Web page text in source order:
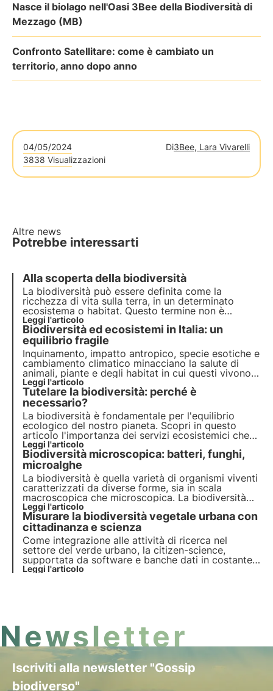
Nasce il biolago nell'Oasi 3Bee della Biodiversità di
Mezzago (MB)
Confronto Satellitare: come è cambiato un
territorio, anno dopo anno
04/05/2024 Di3Bee, Lara Vivarelli
3838 Visualizzazioni
Altre news
Potrebbe interessarti
Alla scoperta della biodiversità
La biodiversità può essere definita come la
ricchezza di vita sulla terra, in un determinato
ecosistema o habitat. Questo termine non è
casuale, in quanto la diversità di specie sulla terra
e nel mare, rappresenta un bene talmente prezioso
da essere considerato
Leggi l'articolo
Biodiversità ed ecosistemi in Italia: un
equilibrio fragile
Inquinamento, impatto antropico, specie esotiche e
cambiamento climatico minacciano la salute di
animali, piante e degli habitat in cui questi vivono.
Il programma delle Nazioni Unite entro il 2030
prevede protezione e ripristino. Ma servono azioni
puntuali.
Leggi l'articolo
Tutelare la biodiversità: perché è
necessario?
La biodiversità è fondamentale per l'equilibrio
ecologico del nostro pianeta. Scopri in questo
articolo l'importanza dei servizi ecosistemici che
offre, il costo della sua perdita e le strategie
essenziali per la sua conservazione.
Leggi l'articolo
Biodiversità microscopica: batteri, funghi,
microalghe
La biodiversità è quella varietà di organismi viventi
caratterizzati da diverse forme, sia in scala
macroscopica che microscopica. La biodiversità
microscopica gioca un ruolo fondamentale nella
regolazione degli ecosistemi e offre numerosi
servizi che l’uomo sfrutta fin dall’antichità.
Leggi l'articolo
Misurare la biodiversità vegetale urbana con
cittadinanza e scienza
Come integrazione alle attività di ricerca nel
settore del verde urbano, la citizen-science,
supportata da software e banche dati in costante
aggiornamento, è un valido strumento per
Leggi l'articolo
Newsletter
Iscriviti alla newsletter "Gossip
biodiverso"